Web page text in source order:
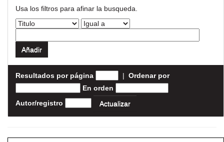
Usa los filtros para afinar la busqueda.
Resultados por página | Ordenar por
En orden
Autor/registro